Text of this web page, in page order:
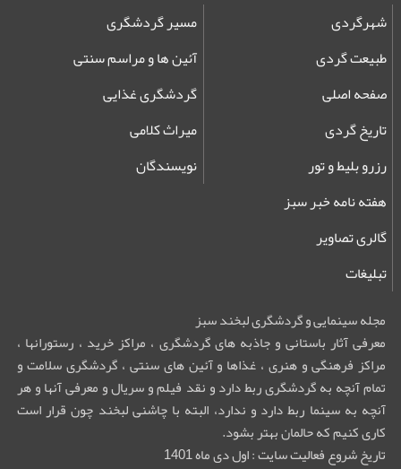
شهرگردی
طبیعت گردی
صفحه اصلی
تاریخ گردی
مسیر گردشگری
آئین ها و مراسم سنتی
گردشگری غذایی
میراث کلامی
رزرو بلیط و تور
هفته نامه خبر سبز
گالری تصاویر
تبلیغات
نویسندگان
مجله سینمایی و گردشگری لبخند سبز
معرفی آثار باستانی و جاذبه های گردشگری ، مراکز خرید ، رستورانها ،
مراکز فرهنگی و هنری ، غذاها و آئین های سنتی ، گردشگری سلامت و
تمام آنچه به گردشگری ربط دارد و نقد فیلم و سریال و معرفی آنها و هر
آنچه به سینما ربط دارد و ندارد، البته با چاشنی لبخند چون قرار است
کاری کنیم که حالمان بهتر بشود.
تاریخ شروع فعالیت سایت : اول دی ماه 1401